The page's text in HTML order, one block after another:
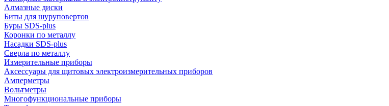
Алмазные диски
Биты для шуруповертов
Буры SDS-plus
Коронки по металлу
Насадки SDS-plus
Сверла по металлу
Измерительные приборы
Аксессуары для щитовых электроизмерительных приборов
Амперметры
Вольтметры
Многофункциональные приборы